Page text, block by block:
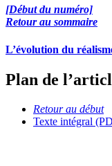
[Début du numéro]
Retour au sommaire
L’évolution du
Plan de
Retour au début
Texte intégral